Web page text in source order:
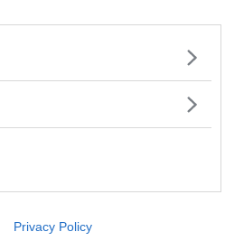
Privacy Policy